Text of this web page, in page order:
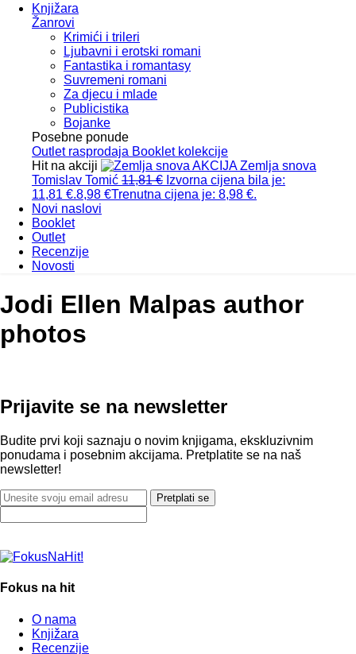
Knjižara
Žanrovi
Krimići i trileri
Ljubavni i erotski romani
Fantastika i romantasy
Suvremeni romani
Za djecu i mlade
Publicistika
Bojanke
Posebne ponude
Outlet rasprodaja Booklet kolekcije
Hit na akciji
AKCIJA Zemlja snova
Tomislav Tomić 11,81€ Izvorna cijena bila je:
11,81 €.8,98 €Trenutna cijena je: 8,98 €.
Novi naslovi
Booklet
Outlet
Recenzije
Novosti
Jodi Ellen Malpas author
photos
Prijavite se na newsletter
Budite prvi koji saznaju o novim knjigama, ekskluzivnim
ponudama i posebnim akcijama. Pretplatite se na naš
newsletter!
Pretplati se
Fokus na hit
O nama
Knjižara
Recenzije